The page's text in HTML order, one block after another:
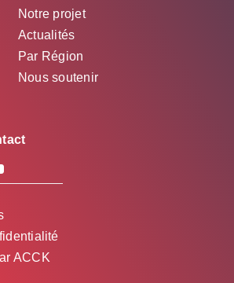
Notre projet
Actualités
Par Région
Nous soutenir
ACCK